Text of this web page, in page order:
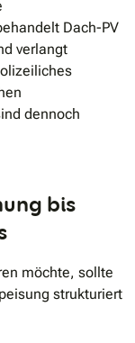
Dach-PV
verlangt
dennoch
bis
möchte, sollte
strukturiert